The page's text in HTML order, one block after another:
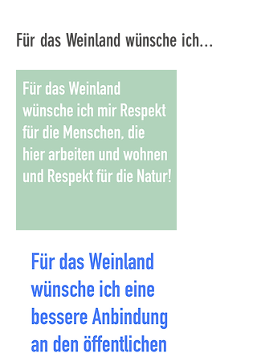
Für das Weinland wünsche ich...